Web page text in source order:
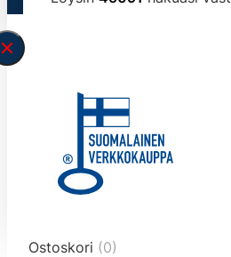
typed the search query
tmlmvi","meta_query":
data-original-query-vars="[]"
data-max-pages="4510"
end="10">
Ostoskori (0)